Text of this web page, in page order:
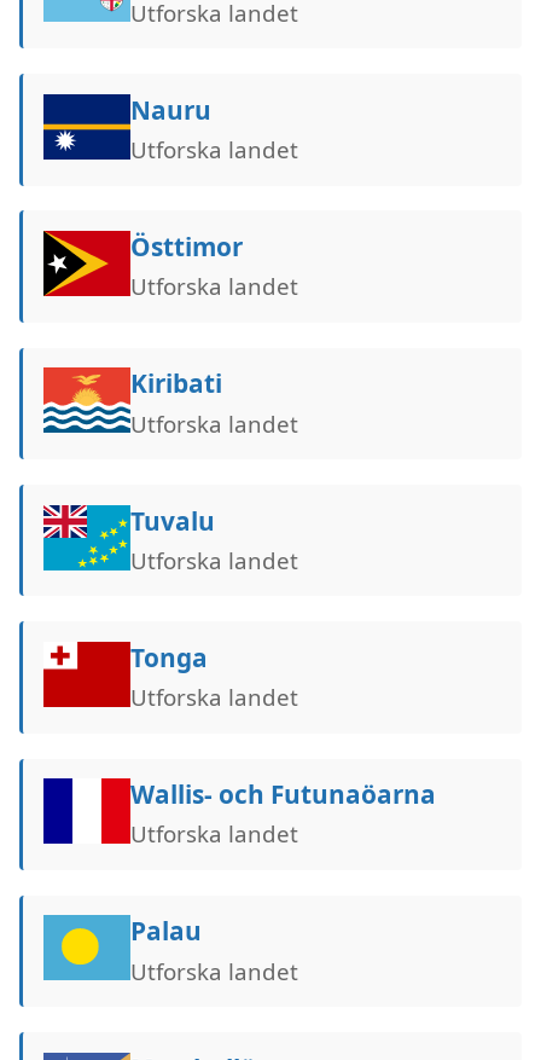
Utforska landet
Nauru
Utforska landet
Östtimor
Utforska landet
Kiribati
Utforska landet
Tuvalu
Utforska landet
Tonga
Utforska landet
Wallis- och Futunaöarna
Utforska landet
Palau
Utforska landet